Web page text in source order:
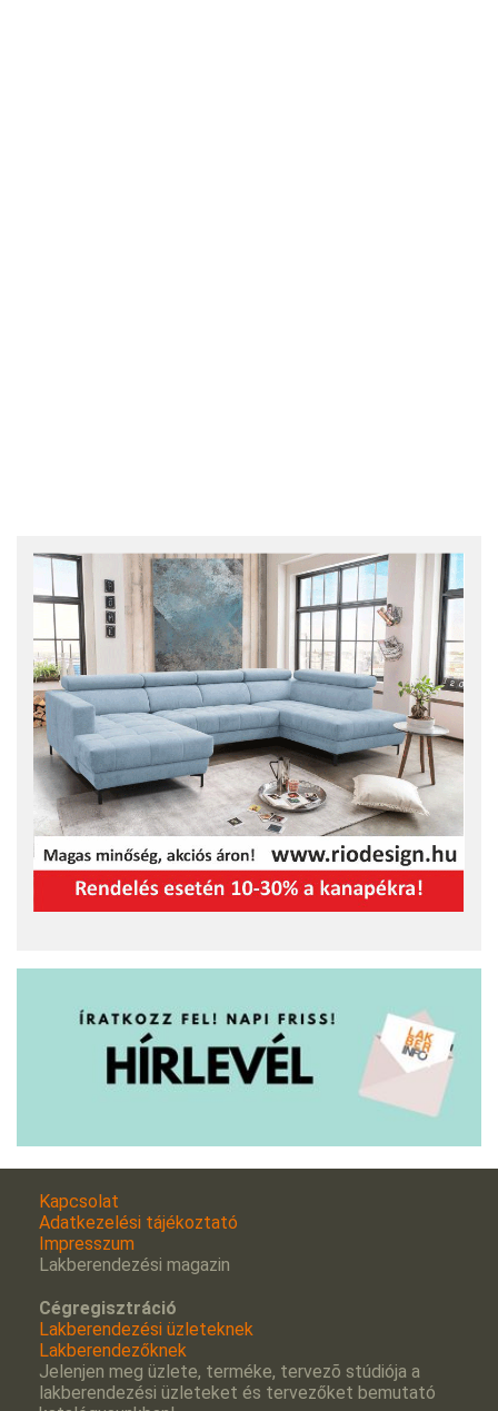
Kapcsolat
Adatkezelési tájékoztató
Impresszum
Lakberendezési magazin
Cégregisztráció
Lakberendezési üzleteknek
Lakberendezőknek
Jelenjen meg üzlete, terméke, tervezõ stúdiója a
lakberendezési üzleteket és tervezőket bemutató